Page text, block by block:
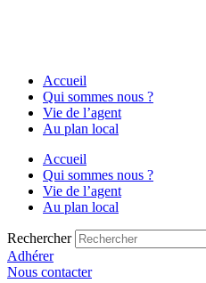
Accueil
Qui sommes nous ?
Vie de l’agent
Au plan local
Accueil
Qui sommes nous ?
Vie de l’agent
Au plan local
Rechercher
Adhérer
Nous contacter